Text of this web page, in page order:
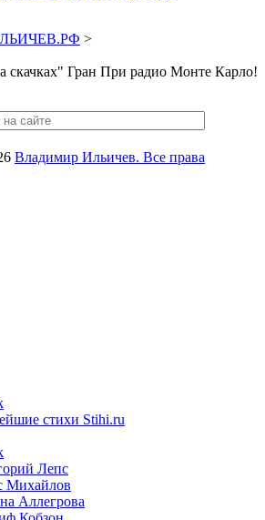
>
скачках" Гран При радио Монте Карло!
Владимир Ильичев. Все права
стихи Stihi.ru
Лепс
Михайлов
Аллегрова